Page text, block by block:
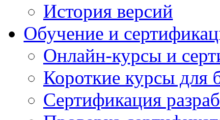
История версий
Обучение и
Онлайн-курсы и
Короткие курсы для
Сертификация